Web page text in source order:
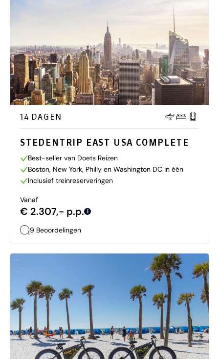
14 DAGEN
STEDENTRIP EAST USA COMPLETE
Best-seller van Doets Reizen
Boston, New York, Philly en Washington DC in één
Inclusief treinreserveringen
Vanaf
€ 2.307,- p.p. i
9 Beoordelingen